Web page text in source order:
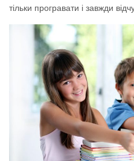
тільки програвати і завжди